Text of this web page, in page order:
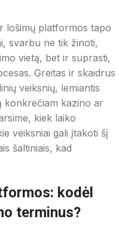
lošimų platformos tapo
svarbu ne tik žinoti,
vietą, bet ir suprasti,
Greitas ir skaidrus
veiksnių, lemiantis
konkrečiam kazino ar
kiek laiko
veiksniai gali įtakoti šį
šaltiniais, kad
kodėl
terminus?